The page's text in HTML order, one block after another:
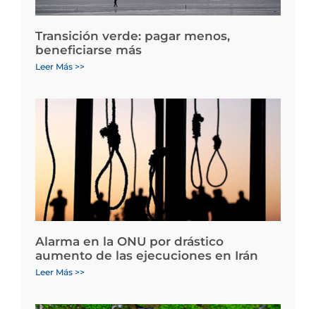
Transición verde: pagar menos,
beneficiarse más
Leer Más >>
Alarma en la ONU por drástico
aumento de las ejecuciones en Irán
Leer Más >>